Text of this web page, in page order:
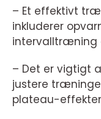
– Et effektivt
inkluderer
intervalltræning
– Det er vigtigt
justere
plateau-